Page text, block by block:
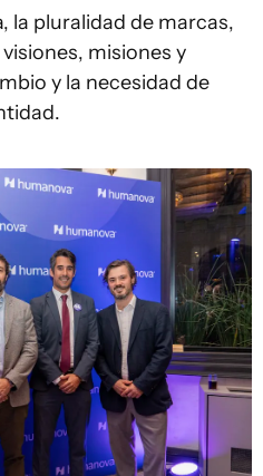
la pluralidad de marcas,
misiones y
y la necesidad de